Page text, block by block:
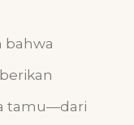
bahwa
tamu—dari